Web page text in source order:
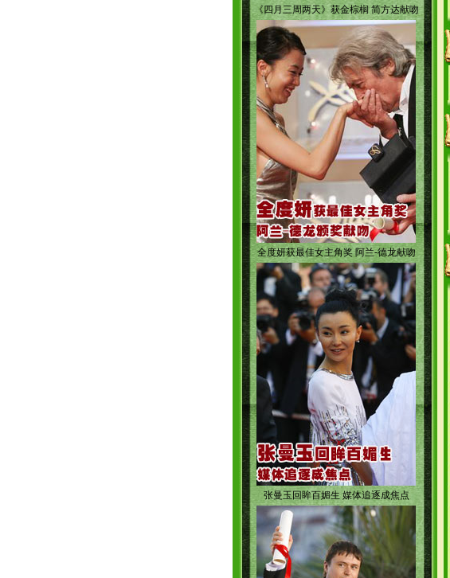
《四月三周两天》获金棕榈 简方达献吻
全度妍获最佳女主角奖 阿兰-德龙献吻
张曼玉回眸百媚生 媒体追逐成焦点